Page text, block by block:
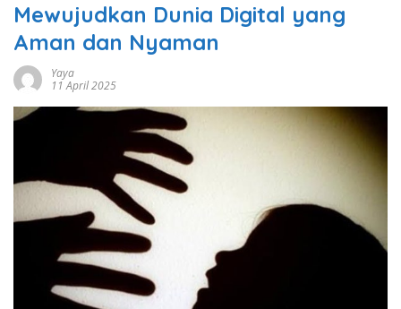
Mewujudkan Dunia Digital yang
Aman dan Nyaman
Yaya
11 April 2025